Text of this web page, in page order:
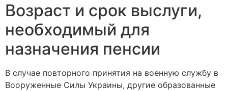
Возраст и срок выслуги,
необходимый для
назначения пенсии
В случае повторного принятия на военную службу в
Вооруженные Силы Украины, другие образованные